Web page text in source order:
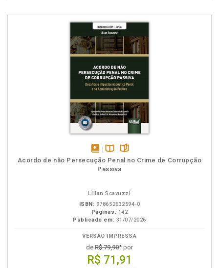
disponível
em
Disponível
na
páginas
Acordo de não Persecução Penal no Crime de Corrupção
Passiva
Lilian Scavuzzi
ISBN: 978652632594-0
Páginas: 142
Publicado em: 31/07/2026
VERSÃO IMPRESSA
de R$ 79,90* por
R$ 71,91